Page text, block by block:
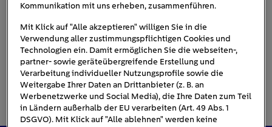
Kommunikation mit uns erheben, zusammenführen.
Mit Klick auf "Alle akzeptieren" willigen Sie in die
Verwendung aller zustimmungspflichtigen Cookies und
Technologien ein. Damit ermöglichen Sie die webseiten-,
partner- sowie geräteübergreifende Erstellung und
Verarbeitung individueller Nutzungsprofile sowie die
Weitergabe Ihrer Daten an Drittanbieter (z. B. an
Werbenetzwerke und Social Media), die Ihre Daten zum Teil
in Ländern außerhalb der EU verarbeiten (Art. 49 Abs. 1
DSGVO). Mit Klick auf "Alle ablehnen" werden keine